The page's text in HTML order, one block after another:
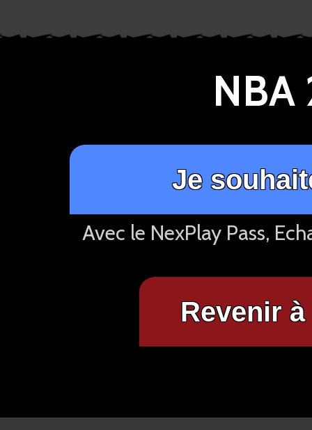
NBA
Je
Avec le NexPlay Pass,
Revenir